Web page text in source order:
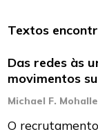
Textos
Das redes às
movimentos
Michael F.
O